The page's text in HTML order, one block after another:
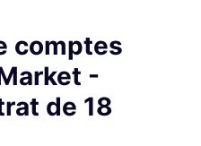
comptes
-
de 18